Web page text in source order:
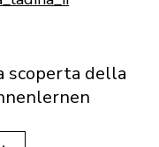
scoperta della